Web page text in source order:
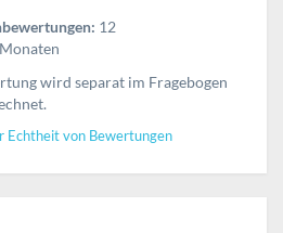
12
wird separat im Fragebogen
Echtheit von Bewertungen